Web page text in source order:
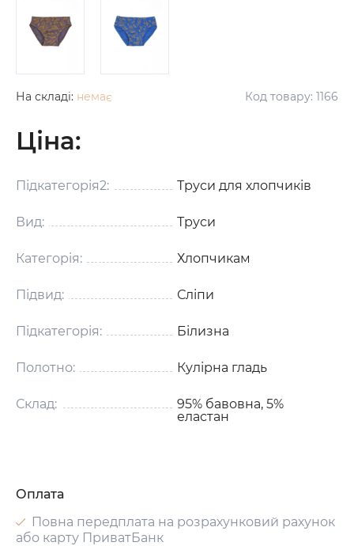
На складі: немає Код товару: 1166
Ціна:
Підкатегорія2: Труси для хлопчиків
Вид: Труси
Категорія: Хлопчикам
Підвид: Сліпи
Підкатегорія: Білизна
Полотно: Кулірна гладь
Склад:
95% бавовна, 5%
еластан
Оплата
Повна передплата на розрахунковий рахунок
або карту ПриватБанк